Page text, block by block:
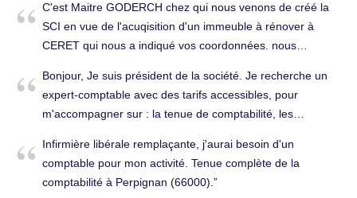
C'est Maitre GODERCH chez qui nous venons de créé la
SCI en vue de l'acuqisition d'un immeuble à rénover à
CERET qui nous a indiqué vos coordonnées. nous
comptabilite de notre SCI avec option TVA et à l'IR Merci
de me recontacter au 06 75 63 82 02 Cordialement Sylvain
GUYOT. Tenue complète de la comptabilité à Perpignan
(66000).
Bonjour, Je suis président de la société. Je recherche un
expert-comptable avec des tarifs accessibles, pour
m'accompagner sur : la tenue de comptabilité, les
annuel, et la relation avec l’administration fiscale. Je suis
une petite entreprise en démarrage, donc j’ai besoin d’un
forfait adapté à un petit budget. Seriez-vous disponible
Infirmière libérale remplaçante, j'aurai besoin d'un
comptable pour mon activité. Tenue complète de la
comptabilité à Perpignan (66000).